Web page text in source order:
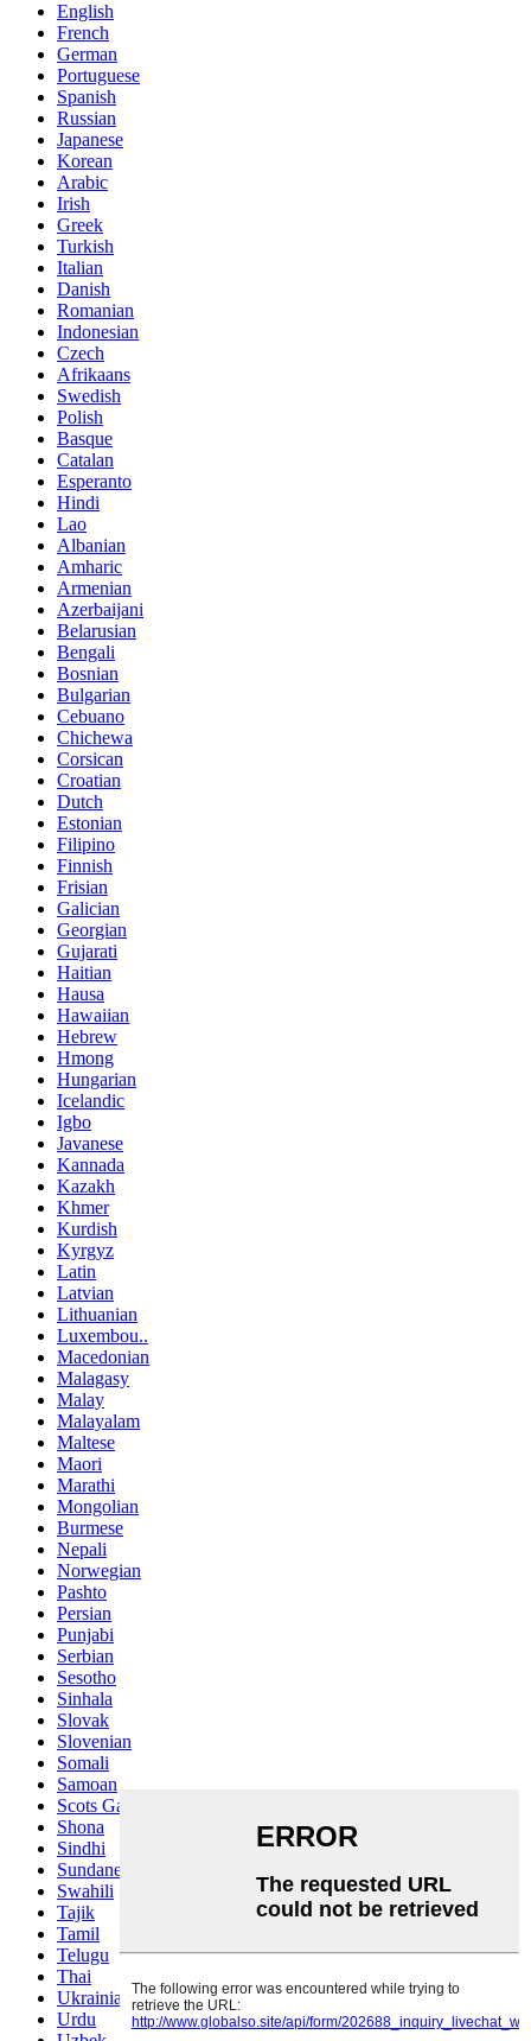
English
French
German
Portuguese
Spanish
Russian
Japanese
Korean
Arabic
Irish
Greek
Turkish
Italian
Danish
Romanian
Indonesian
Czech
Afrikaans
Swedish
Polish
Basque
Catalan
Esperanto
Hindi
Lao
Albanian
Amharic
Armenian
Azerbaijani
Belarusian
Bengali
Bosnian
Bulgarian
Cebuano
Chichewa
Corsican
Croatian
Dutch
Estonian
Filipino
Finnish
Frisian
Galician
Georgian
Gujarati
Haitian
Hausa
Hawaiian
Hebrew
Hmong
Hungarian
Icelandic
Igbo
Javanese
Kannada
Kazakh
Khmer
Kurdish
Kyrgyz
Latin
Latvian
Lithuanian
Luxembou..
Macedonian
Malagasy
Malay
Malayalam
Maltese
Maori
Marathi
Mongolian
Burmese
Nepali
Norwegian
Pashto
Persian
Punjabi
Serbian
Sesotho
Sinhala
Slovak
Slovenian
Somali
Samoan
Scots Gaelic
Shona
Sindhi
Sundanese
Swahili
Tajik
Tamil
Telugu
Thai
Ukrainian
Urdu